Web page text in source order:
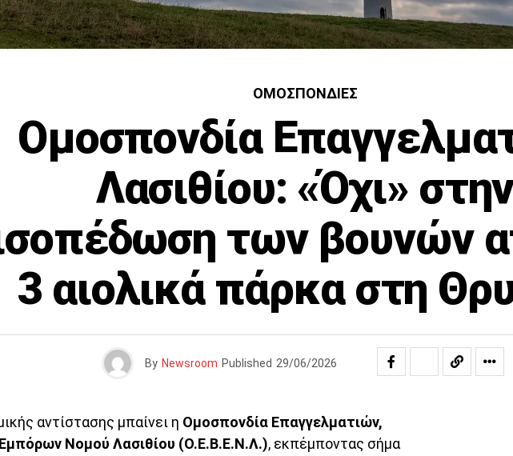
ΟΜΟΣΠΟΝΔΊΕΣ
Ομοσπονδία
Λασιθίου: «Όχι»
των βουνών
3 αιολικά πάρκα στη
By Newsroom Published 29/06/2026
αντίστασης μπαίνει η Ομοσπονδία Επαγγελματιών,
Νομού Λασιθίου (Ο.Ε.Β.Ε.Ν.Λ.), εκπέμποντας σήμα